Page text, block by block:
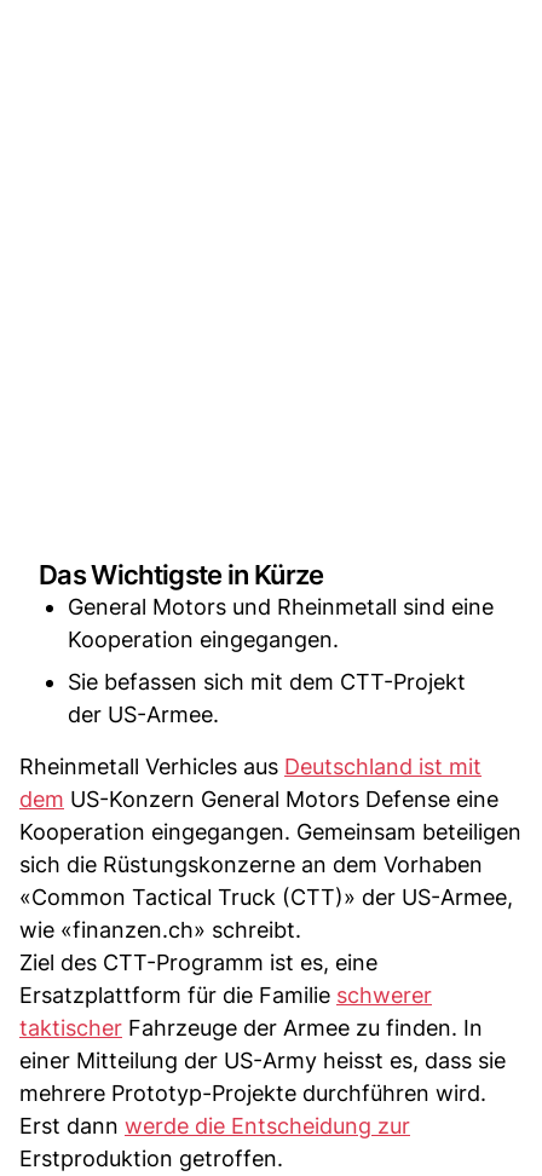
Das Wichtigste in Kürze
General Motors und Rheinmetall sind eine
Kooperation eingegangen.
Sie befassen sich mit dem CTT-Projekt
der US-Armee.
Rheinmetall Verhicles aus Deutschland ist mit
dem US-Konzern General Motors Defense eine
Kooperation eingegangen. Gemeinsam beteiligen
sich die Rüstungskonzerne an dem Vorhaben
«Common Tactical Truck (CTT)» der US-Armee,
wie «finanzen.ch» schreibt.
Ziel des CTT-Programm ist es, eine
Ersatzplattform für die Familie schwerer
taktischer Fahrzeuge der Armee zu finden. In
einer Mitteilung der US-Army heisst es, dass sie
mehrere Prototyp-Projekte durchführen wird.
Erst dann werde die Entscheidung zur
Erstproduktion getroffen.